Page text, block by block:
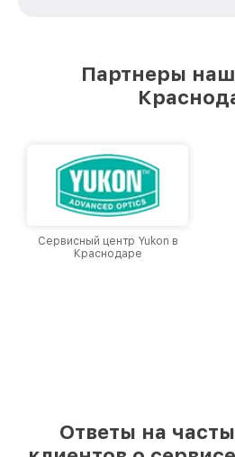
лучшим сервисным
Краснодаре, постоянно
Партнеры
Сервисный центр Yukon в
Краснодаре
Ответы на